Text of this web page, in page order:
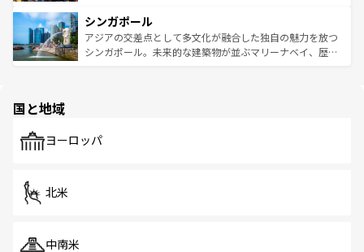
参照してほしい。
激する。気候は一年中温暖で、どの季節にも異なる楽しみ
が待っている。親しみやすいタイの人々、仏教を中心とし
た文化、そして多様な観光資源が、訪れる旅人を魅了し続
み、どこを訪れても感動するはず。観光スポットが密集し
ており、効率よく見どころを回れるのも魅力。息をのむよ
うな絶景から文化的な体験まで、香港を存分に楽しみ尽く
シンガポール
アジアの交差点として多文化が融合した独自の魅力を放つ
シンガポール。未来的な建築物が並ぶマリーナベイ、歴史
で、ホーカーズは地元の風情を楽しめる外せないスポット
国と地域
ヨーロッパ
北米
中南米